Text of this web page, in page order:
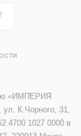
«ИМПЕРИЯ
К.Чорного, 31,
4700 1027 0000 в